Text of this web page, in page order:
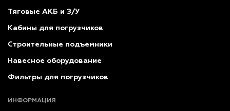
Тяговые АКБ и З/У
Кабины для погрузчиков
Строительные подъемники
Навесное оборудование
Фильтры для погрузчиков
ИНФОРМАЦИЯ